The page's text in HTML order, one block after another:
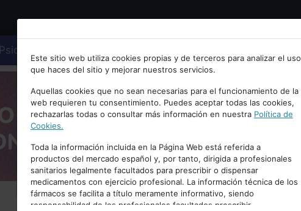
Bienvenid@ a psiquiatria.com
Escribe tu Email
Accede o regístrate con tu email.
Cancelar
Psiquiatría
Este sitio web utiliza cookies propias y de terceros para analizar el uso
que haces del sitio y mejorar nuestros servicios.
Aquellas cookies que no sean necesarias para el funcionamiento de la
web requieren tu consentimiento. Puedes aceptar todas las cookies,
rechazarlas todas o consultar más información en nuestra Política de
Cookies.
Toda la información incluida en la Página Web está referida a
productos del mercado español y, por tanto, dirigida a profesionales
sanitarios legalmente facultados para prescribir o dispensar
medicamentos con ejercicio profesional. La información técnica de los
fármacos se facilita a título meramente informativo, siendo
responsabilidad de los profesionales facultados prescribir
PUBLICIDAD